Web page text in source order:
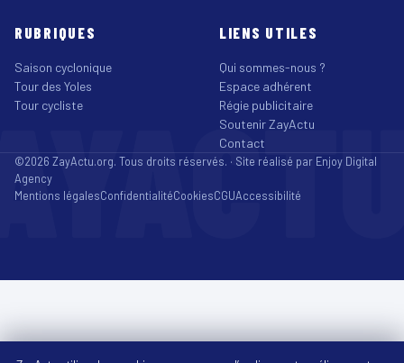
RUBRIQUES
Saison cyclonique
Tour des Yoles
Tour cycliste
LIENS UTILES
Qui sommes-nous ?
Espace adhérent
Régie publicitaire
Soutenir ZayActu
Contact
©2026 ZayActu.org. Tous droits réservés. · Site réalisé par Enjoy Digital
Agency
Mentions légalesConfidentialitéCookiesCGUAccessibilité